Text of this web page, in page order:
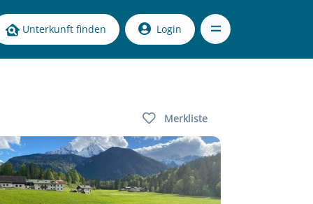
Unterkunft finden Login
Merkliste